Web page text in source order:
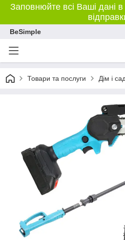
Заповнюйте всі Ваші дані
BeSimple
Товари та послуги Дім і сад